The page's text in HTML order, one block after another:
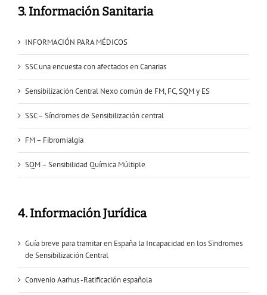
3. Información Sanitaria
INFORMACIÓN PARA MÉDICOS
SSC una encuesta con afectados en Canarias
Sensibilización Central Nexo común de FM, FC, SQM y ES
SSC – Síndromes de Sensibilización central
FM – Fibromialgia
SQM – Sensibilidad Química Múltiple
4. Información Jurídica
Guía breve para tramitar en España la Incapacidad en los Sïndromes
de Sensibilización Central
Convenio Aarhus -Ratificación española